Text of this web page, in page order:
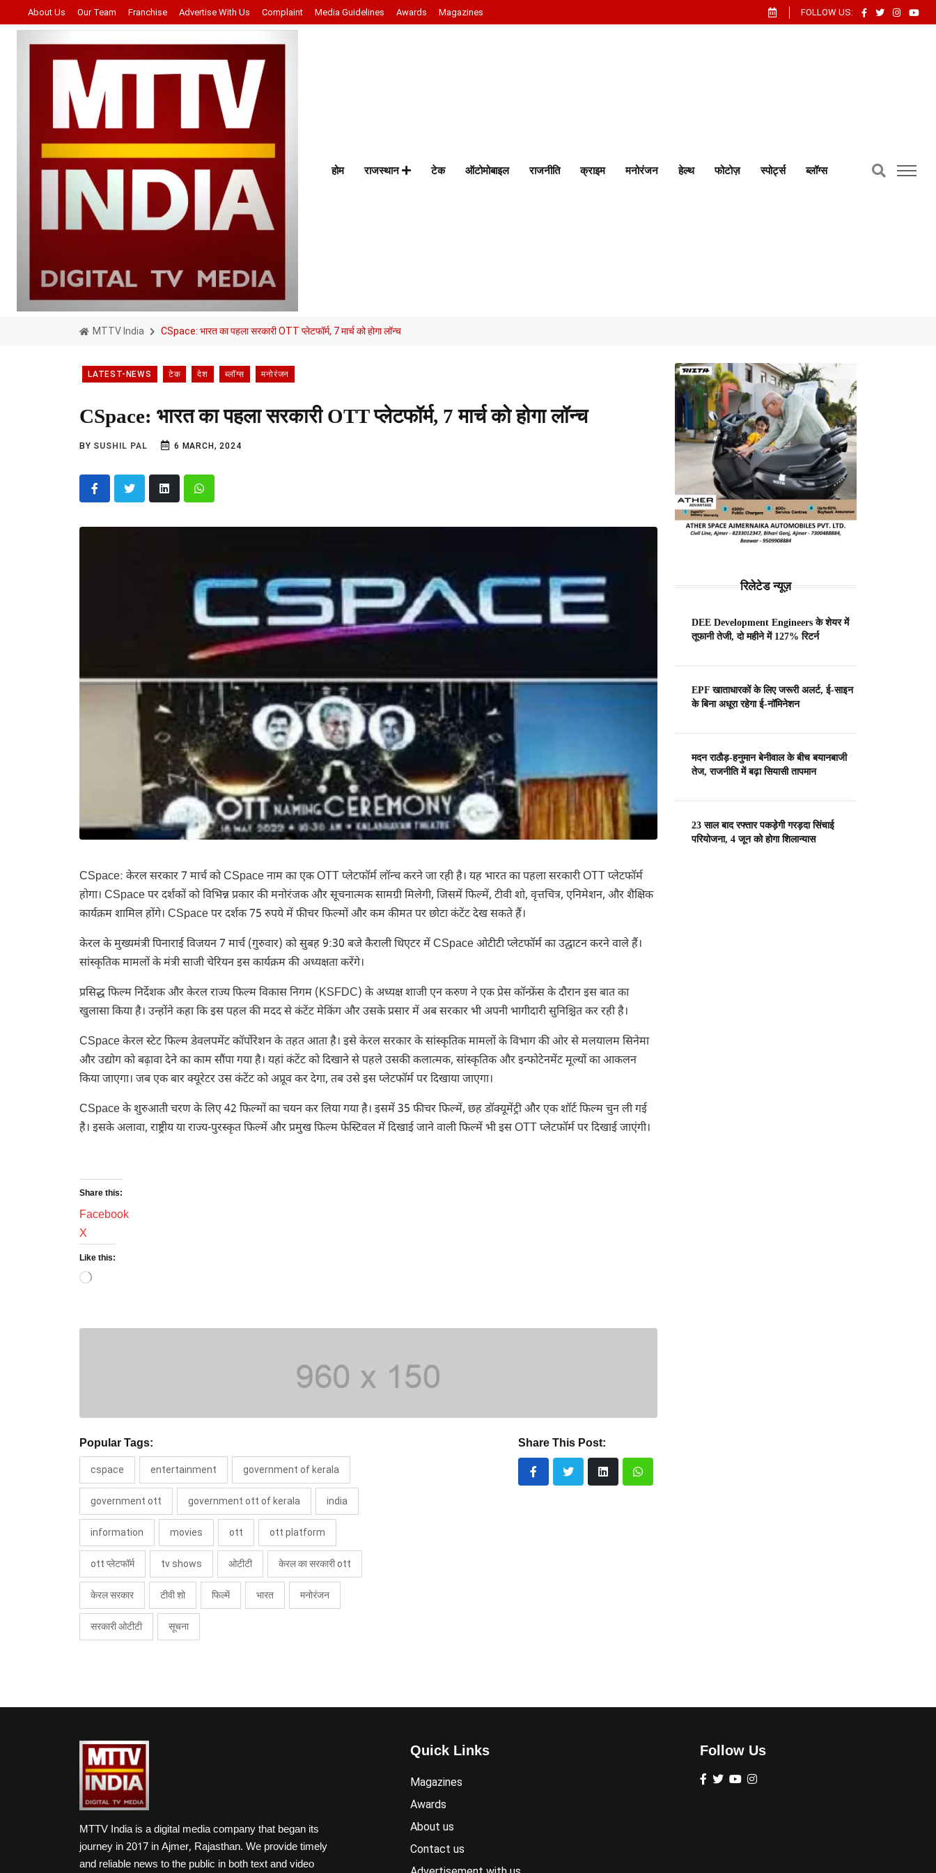
About Us Our Team Franchise Advertise With Us Complaint Media Guidelines Awards Magazines FOLLOW US:
होम राजस्थान टेक ऑटोमोबाइल राजनीति क्राइम मनोरंजन हेल्थ फोटोज़ स्पोर्ट्स ब्लॉग्स
MTTV India CSpace: भारत का पहला सरकारी OTT प्लेटफॉर्म, 7 मार्च को होगा लॉन्च
LATEST-NEWS टेक देश ब्लॉग्स मनोरंजन
CSpace: भारत का पहला सरकारी OTT प्लेटफॉर्म, 7 मार्च को होगा लॉन्च
BY SUSHIL PAL 6 MARCH, 2024
CSpace: केरल सरकार 7 मार्च को CSpace नाम का एक OTT प्लेटफॉर्म लॉन्च करने जा रही है। यह भारत का पहला सरकारी OTT प्लेटफॉर्म
होगा। CSpace पर दर्शकों को विभिन्न प्रकार की मनोरंजक और सूचनात्मक सामग्री मिलेगी, जिसमें फिल्में, टीवी शो, वृत्तचित्र, एनिमेशन, और शैक्षिक
कार्यक्रम शामिल होंगे। CSpace पर दर्शक 75 रुपये में फीचर फिल्मों और कम कीमत पर छोटा कंटेंट देख सकते हैं।
केरल के मुख्यमंत्री पिनाराई विजयन 7 मार्च (गुरुवार) को सुबह 9:30 बजे कैराली थिएटर में CSpace ओटीटी प्लेटफॉर्म का उद्घाटन करने वाले हैं।
सांस्कृतिक मामलों के मंत्री साजी चेरियन इस कार्यक्रम की अध्यक्षता करेंगे।
प्रसिद्ध फिल्म निर्देशक और केरल राज्य फिल्म विकास निगम (KSFDC) के अध्यक्ष शाजी एन करुण ने एक प्रेस कॉन्फ्रेंस के दौरान इस बात का
खुलासा किया है। उन्होंने कहा कि इस पहल की मदद से कंटेंट मेकिंग और उसके प्रसार में अब सरकार भी अपनी भागीदारी सुनिश्चित कर रही है।
CSpace केरल स्टेट फिल्म डेवलपमेंट कॉर्पोरेशन के तहत आता है। इसे केरल सरकार के सांस्कृतिक मामलों के विभाग की ओर से मलयालम सिनेमा
और उद्योग को बढ़ावा देने का काम सौंपा गया है। यहां कंटेंट को दिखाने से पहले उसकी कलात्मक, सांस्कृतिक और इन्फोटेनमेंट मूल्यों का आकलन
किया जाएगा। जब एक बार क्यूरेटर उस कंटेंट को अप्रूव कर देगा, तब उसे इस प्लेटफॉर्म पर दिखाया जाएगा।
CSpace के शुरुआती चरण के लिए 42 फिल्मों का चयन कर लिया गया है। इसमें 35 फीचर फिल्में, छह डॉक्यूमेंट्री और एक शॉर्ट फिल्म चुन ली गई
है। इसके अलावा, राष्ट्रीय या राज्य-पुरस्कृत फिल्में और प्रमुख फिल्म फेस्टिवल में दिखाई जाने वाली फिल्में भी इस OTT प्लेटफॉर्म पर दिखाई जाएंगी।
Share this:
Facebook
X
Like this:
Loading…
Popular Tags:
cspace entertainment government of kerala
government ott government ott of kerala india
information movies ott ott platform
ott प्लेटफॉर्म tv shows ओटीटी केरल का सरकारी ott
केरल सरकार टीवी शो फिल्में भारत मनोरंजन
सरकारी ओटीटी सूचना
Share This Post:
रिलेटेड न्यूज़
DEE Development Engineers के शेयर में
तूफानी तेजी, दो महीने में 127% रिटर्न
EPF खाताधारकों के लिए जरूरी अलर्ट, ई-साइन
के बिना अधूरा रहेगा ई-नॉमिनेशन
मदन राठौड़-हनुमान बेनीवाल के बीच बयानबाजी
तेज, राजनीति में बढ़ा सियासी तापमान
23 साल बाद रफ्तार पकड़ेगी गरड़दा सिंचाई
परियोजना, 4 जून को होगा शिलान्यास
MTTV India is a digital media company that began its
journey in 2017 in Ajmer, Rajasthan. We provide timely
and reliable news to the public in both text and video
Quick Links
Magazines
Awards
About us
Contact us
Follow Us